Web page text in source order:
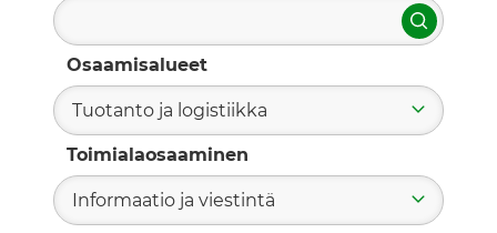
Hae
Osaamisalueet
Tuotanto ja logistiikka
Toimialaosaaminen
Informaatio ja viestintä